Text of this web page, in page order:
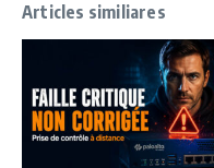
Articles similiares